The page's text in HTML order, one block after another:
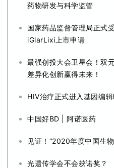
药物研发与科学监管
国家药品监督管理局正式
iGlarLixi上市申请
最强创投大会卫星会！双
差异化创新赢得未来！
HIV治疗正式进入基因编
中国好BD | 阿诺医药
见证！“2020年度中国生
光遗传学会不会获诺奖？